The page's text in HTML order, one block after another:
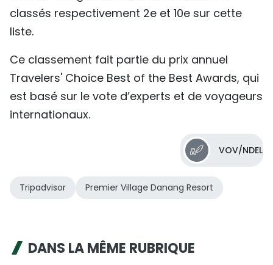
ESPAÑOL
classés respectivement 2e et 10e sur cette
liste.
Ce classement fait partie du prix annuel
Travelers' Choice Best of the Best Awards, qui
est basé sur le vote d’experts et de voyageurs
internationaux.
VOV/NDEL
Tripadvisor Premier Village Danang Resort
DANS LA MÊME RUBRIQUE